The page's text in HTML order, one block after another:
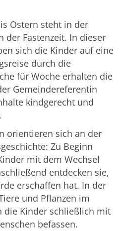
Ostern steht in der
der Fastenzeit. In dieser
sich die Kinder auf eine
durch die
für Woche erhalten die
Gemeindereferentin
kindgerecht und
orientieren sich an der
Zu Beginn
mit dem Wechsel
entdecken sie,
erschaffen hat. In der
und Pflanzen im
die Kinder schließlich mit
befassen.